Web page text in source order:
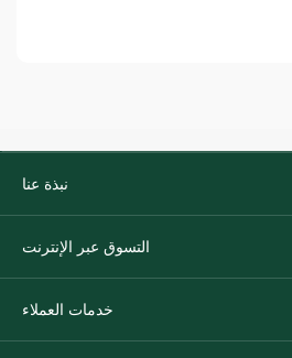
نبذة عنا
التسوق عبر الإنترنت
خدمات العملاء